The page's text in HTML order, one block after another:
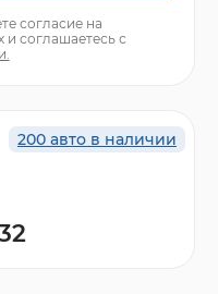
согласие на
соглашаетесь с
200 авто в наличии